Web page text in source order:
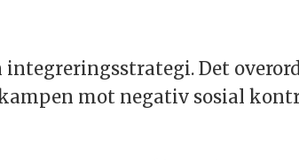
Det
mot negativ sosial